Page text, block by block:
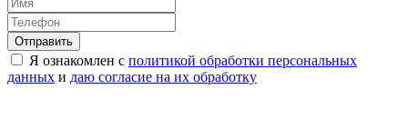
Я ознакомлен с политикой обработки персональных
данных и даю согласие на их обработку